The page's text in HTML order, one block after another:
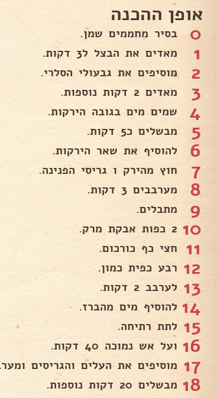
אופן ההכנה
0 בסיר מחממים שמן.
1 מאדים את הבצל ל3 דקות.
2 מוסיפים את גבעולי הסלרי.
3 מאדים 2 דקות נוספות.
4 שמים מים בגובה הירקות.
5 מבשלים כ5 דקות.
6 להוסיף את שאר הירקות.
7 חוץ מהירק ו גריסי הפנינה.
8 מערבבים 3 דקות.
9 מתבלים.
10 2 כפות אבקת מרק.
11 חצי כף כורכום.
12 רבע כפית כמון.
13 לערבב 2 דקות.
14 להוסיף מים מהברז.
15 לתת רתיחה.
16 ועל אש נמוכה 40 דקות.
17 מוסיפים את העלים והגריסים
18 מבשלים 20 דקות נוספות.